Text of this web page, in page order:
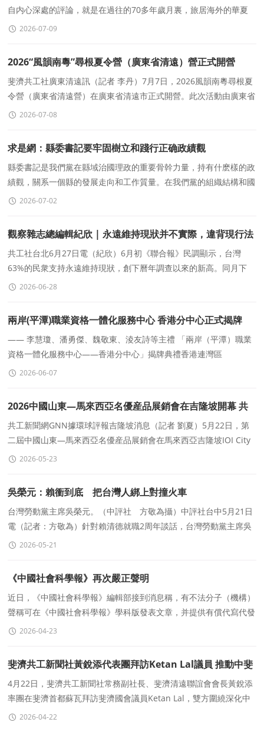
自内心深處的評論，就是在過往的70多年歲月裏，旅居海外的華夏
子孫，深埋在中華骨髓裏層裏的真情實感
2026-07-09
2026“風韻南粵”尋根夏令營（廣東省清遠）營正式開營
斐濟共工社廣東清遠訊（記者 李丹）7月7日，2026風韻南粵尋根夏
令營（廣東省清遠營）在廣東省清遠市正式開營。此次活動由廣東省
僑聯主辦，清遠市僑聯承辦，清遠市清城區
2026-07-08
求是網：縣委書記要牢固樹立和踐行正确政績觀
縣委書記是我們黨在縣域治國理政的重要骨幹力量，持有什麽樣的政
績觀，關系一個縣的發展走向和工作質量。在我們黨的組織結構和國
家政權結構中，縣一級處在承上啓下的關鍵環節
2026-07-02
觀察雜志總編輯紀欣 | 永遠維持現狀并不實際，違背現行法
制
共工社台北6月27日電（紀欣）6月初《聯合報》民調顯示，台灣
63%的民衆支持永遠維持現狀，創下曆年調查以來的新高。同月下
旬，美國在台協會（AIT）處長谷立言接受台媒專訪
2026-06-28
兩岸(平潭)職業資格一體化服務中心 香港分中心正式揭牌
—— 李慧瓊、潘勇傑、魏敬東、淩友詩等主禮 「兩岸（平潭）職業
資格一體化服務中心——香港分中心」揭牌典禮香港連灣區
&middot;兩岸共融通2026年5月27日
2026-06-07
2026中國山東—馬來西亞名優産品展銷會在吉隆坡開幕 共
促魯馬經貿合作深化
共工新聞網GNN據環球評報吉隆坡消息（記者 劉夏）5月22日，第
二屆中國山東—馬來西亞名優産品展銷會在馬來西亞吉隆坡IOI City
Mall隆重開幕。來自中國與馬來西亞
2026-05-23
吳榮元：賴衝到底 把台灣人綁上對撞火車
台灣勞動黨主席吳榮元。（中評社 方敬為攝）中評社台中5月21日
電（記者：方敬為）針對賴清德就職2周年談話，台灣勞動黨主席吳
榮元接受中評社訪問表示，即便北京中美峰會甫落幕，美國總統特
2026-05-21
《中國社會科學報》再次嚴正聲明
近日，《中國社會科學報》編輯部接到消息稱，有不法分子（機構）
聲稱可在《中國社會科學報》學科版發表文章，并提供有償代寫代發
服務。2025年5月27日，《中國社會科學報》編輯部曾發布
2026-04-23
斐濟共工新聞社黃銳添代表團拜訪Ketan Lal議員 推動中斐
民間交流與務實合作深化
4月22日，斐濟共工新聞社常務副社長、斐濟清遠聯誼會會長黃銳添
率團在斐濟首都蘇瓦拜訪斐濟國會議員Ketan Lal，雙方圍繞深化中
斐民間交流與務實合作進行友好會談。
2026-04-22